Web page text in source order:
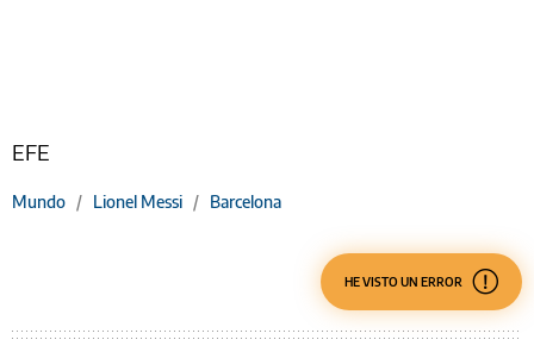
EFE
Mundo / Lionel Messi / Barcelona
HE VISTO UN ERROR